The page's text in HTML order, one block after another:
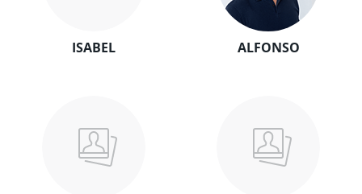
ISABEL ALFONSO